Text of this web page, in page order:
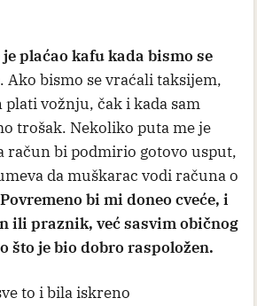
plaćao kafu kada bismo se
. Ako bismo se vraćali taksijem,
vožnju, čak i kada sam
trošak. Nekoliko puta me je
račun bi podmirio gotovo usput,
da muškarac vodi računa o
Povremeno bi mi doneo cveće, i
ili praznik, već sasvim običnog
što je bio dobro raspoložen.
to i bila iskreno